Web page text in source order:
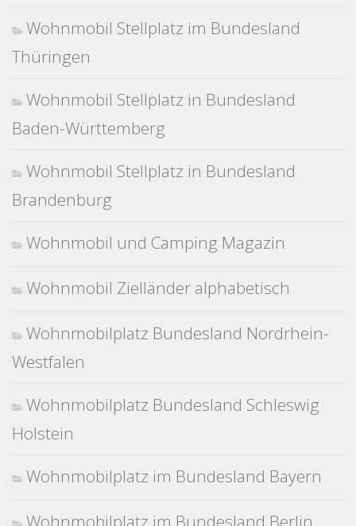
Wohnmobil Stellplatz im Bundesland
Thüringen
Wohnmobil Stellplatz in Bundesland
Baden-Württemberg
Wohnmobil Stellplatz in Bundesland
Brandenburg
Wohnmobil und Camping Magazin
Wohnmobil Zielländer alphabetisch
Wohnmobilplatz Bundesland Nordrhein-
Westfalen
Wohnmobilplatz Bundesland Schleswig
Holstein
Wohnmobilplatz im Bundesland Bayern
Wohnmobilplatz im Bundesland Berlin